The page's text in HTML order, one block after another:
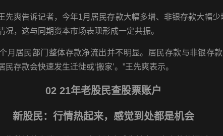
先爽告诉记者，今年1月居民存款大幅多增、非银存款大幅
况，这与同期资本市场表现形成一定共振。
月居民部门整体存款净流出并不明显。居民存款与非银存
存款会快速发生迁徙或‘搬家’。”王先爽表示。
02 21年老股民查股票账户
新股民：行情热起来，感觉到处都是机会